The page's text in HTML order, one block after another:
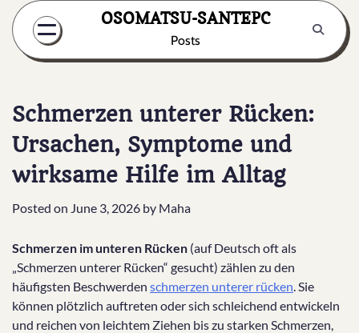
Skip
content
OSOMATSU-SANTEPC
Posts
Schmerzen unterer Rücken:
Ursachen, Symptome und
wirksame Hilfe im Alltag
Posted on June 3, 2026 by Maha
Schmerzen im unteren Rücken (auf Deutsch oft als
„Schmerzen unterer Rücken“ gesucht) zählen zu den
häufigsten Beschwerden schmerzen unterer rücken. Sie
können plötzlich auftreten oder sich schleichend entwickeln
und reichen von leichtem Ziehen bis zu starken Schmerzen,